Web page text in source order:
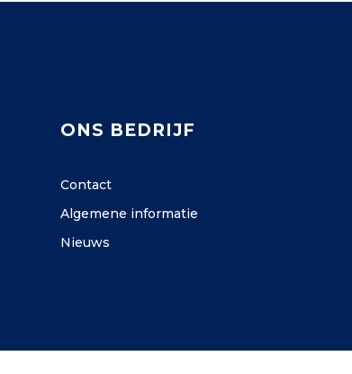
ONS BEDRIJF
Contact
Algemene informatie
Nieuws